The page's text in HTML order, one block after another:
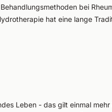
bei
hat eine lange
Leben - das gilt einmal